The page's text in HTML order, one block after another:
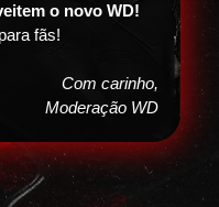
o novo WD!
fãs!
Com carinho,
Moderação WD